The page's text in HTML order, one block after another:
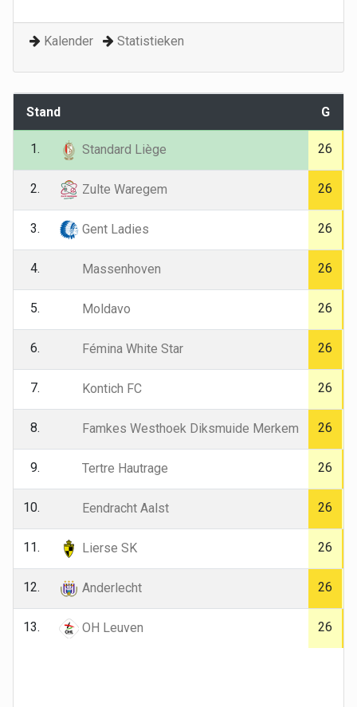
Kalender Statistieken
Stand G
1. Standard Liège 26
2. Zulte Waregem 26
3. Gent Ladies 26
4. Massenhoven 26
5. Moldavo 26
6. Fémina White Star 26
7. Kontich FC 26
8. Famkes Westhoek Diksmuide Merkem 26
9. Tertre Hautrage 26
10. Eendracht Aalst 26
11. Lierse SK 26
12. Anderlecht 26
13. OH Leuven 26